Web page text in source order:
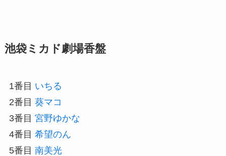
池袋ミカド劇場香盤
1番目 いちる
2番目 葵マコ
3番目 宮野ゆかな
4番目 希望のん
5番目 南美光